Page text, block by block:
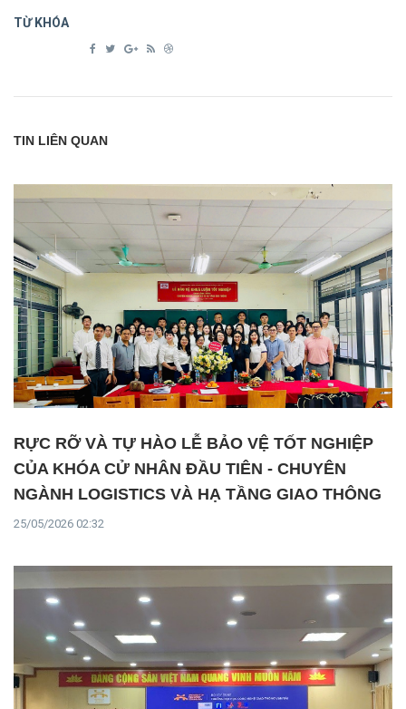
TỪ KHÓA
TIN LIÊN QUAN
RỰC RỠ VÀ TỰ HÀO LỄ BẢO VỆ TỐT NGHIỆP
CỦA KHÓA CỬ NHÂN ĐẦU TIÊN - CHUYÊN
NGÀNH LOGISTICS VÀ HẠ TẦNG GIAO THÔNG
25/05/2026 02:32